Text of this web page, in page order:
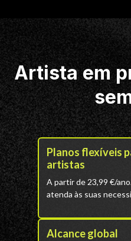
Artista em
Planos flexíveis
artistas
A partir de 23,99 €/
atenda às suas
Alcance global